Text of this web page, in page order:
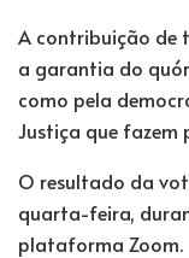
A contribuição de
a garantia do
como pela
Justiça que fazem
O resultado da
quarta-feira,
plataforma Zoom.